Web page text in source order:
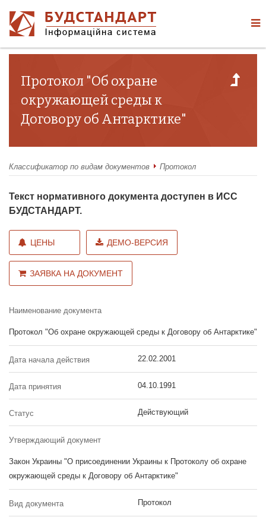
Протокол "Об охране
окружающей среды к
Договору об Антарктике"
Классификатор по видам документов Протокол
Текст нормативного документа доступен в ИСС
БУДСТАНДАРТ.
ЦЕНЫ ДЕМО-ВЕРСИЯ
ЗАЯВКА НА ДОКУМЕНТ
Наименование документа
Протокол "Об охране окружающей среды к Договору об Антарктике"
Дата начала действия 22.02.2001
Дата принятия 04.10.1991
Статус Действующий
Утверждающий документ
Закон Украины "О присоединении Украины к Протоколу об охране
окружающей среды к Договору об Антарктике"
Вид документа Протокол